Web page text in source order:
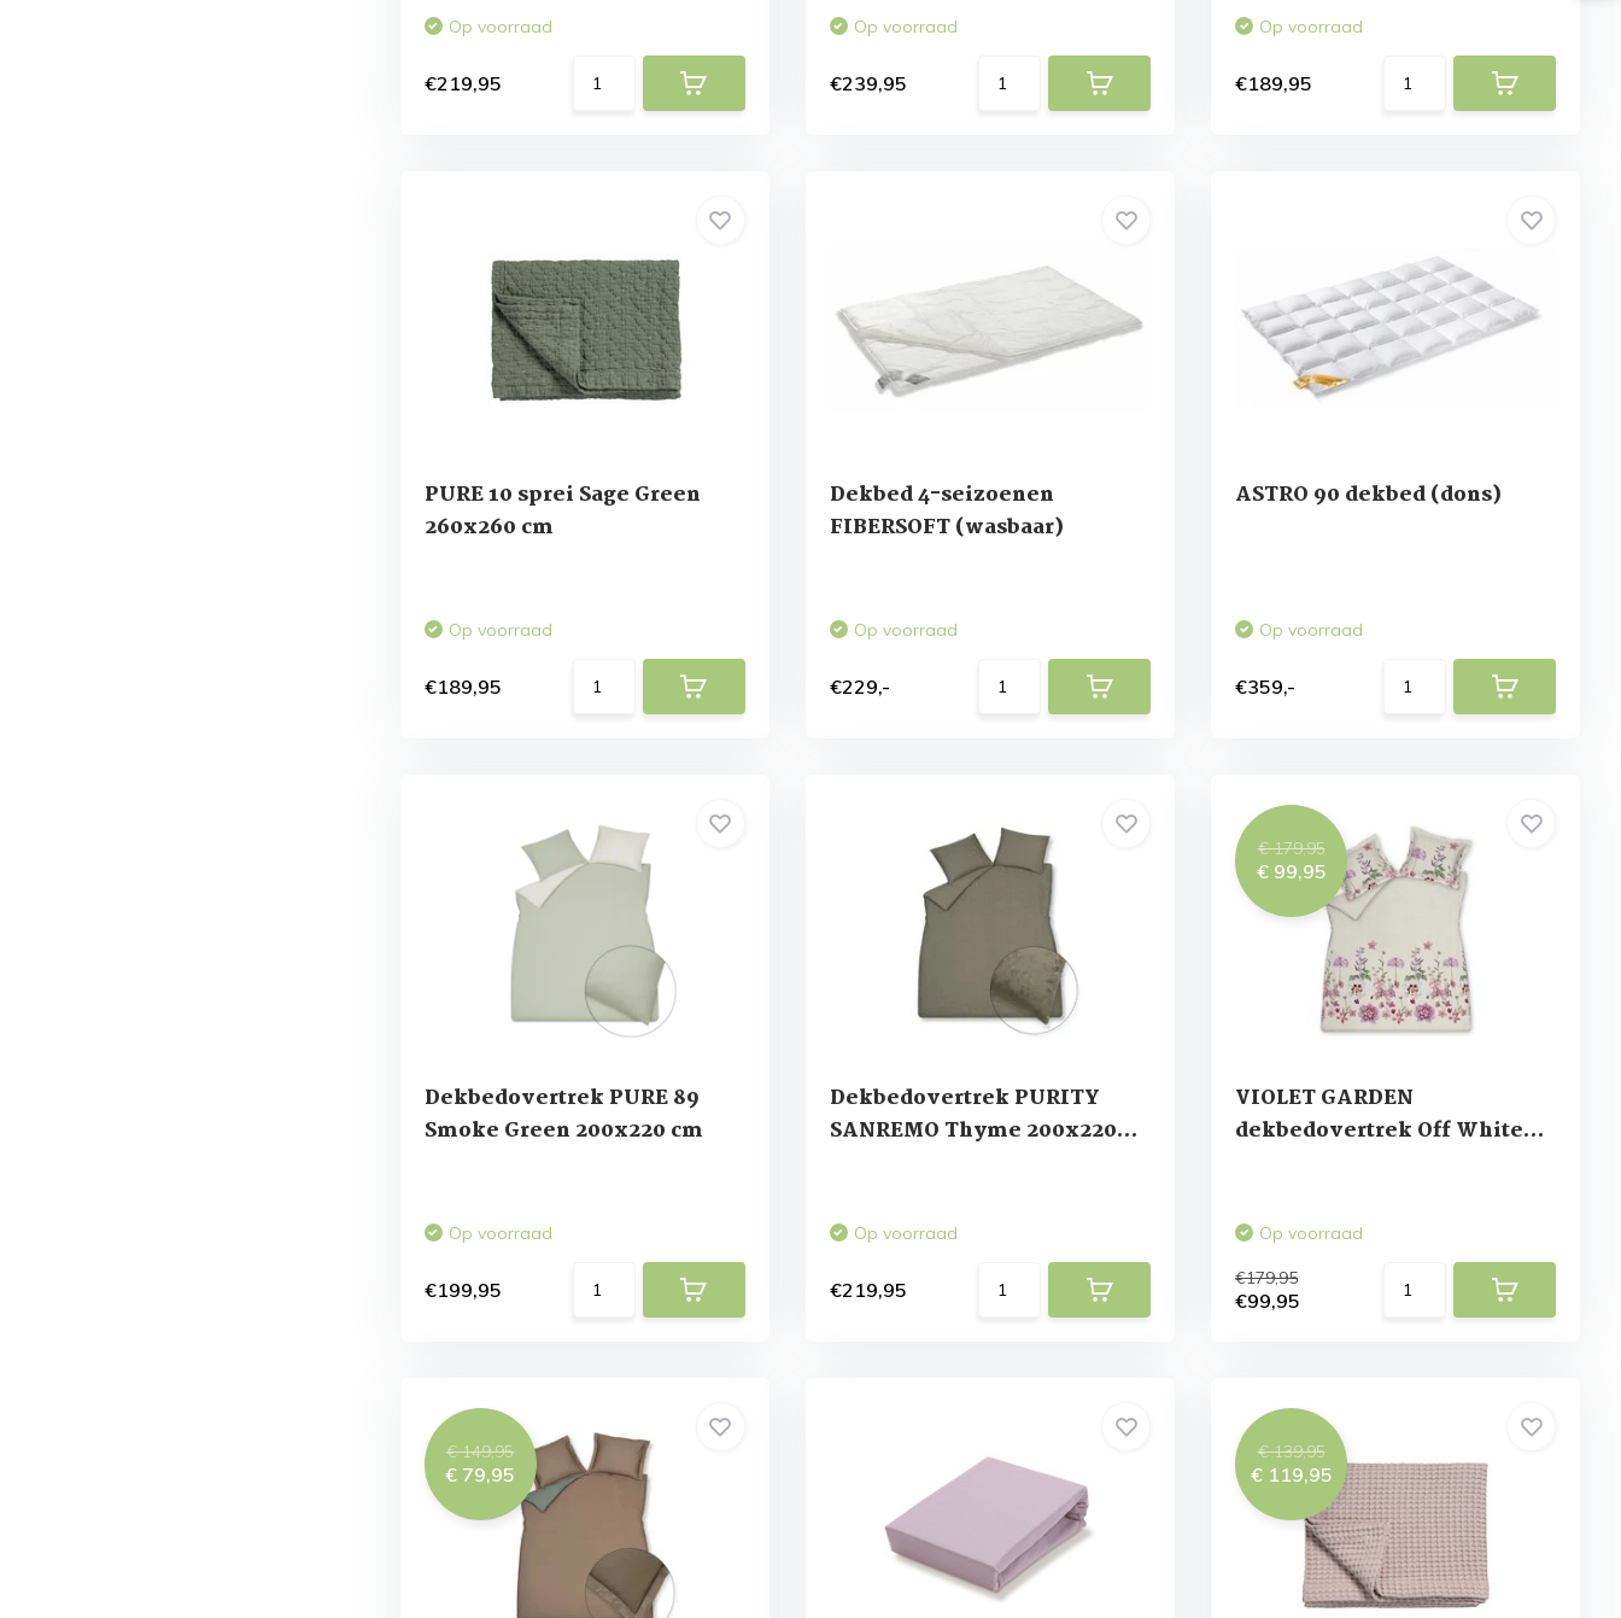
Op voorraad
€219,95
Op voorraad
€239,95
Op voorraad
€189,95
PURE 10 sprei Sage Green
260x260 cm
Op voorraad
€189,95
Dekbed 4-seizoenen
FIBERSOFT (wasbaar)
Op voorraad
€229,-
ASTRO 90 dekbed (dons)
Op voorraad
€359,-
Dekbedovertrek PURE 89
Smoke Green 200x220 cm
Op voorraad
€199,95
Dekbedovertrek PURITY
SANREMO Thyme 200x220
Op voorraad
€219,95
€ 179,95
€ 99,95
VIOLET GARDEN
dekbedovertrek Off White
Op voorraad
€179,95
€99,95
€ 149,95
€ 79,95
€ 139,95
€ 119,95